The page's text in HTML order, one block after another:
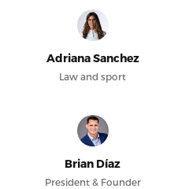
Adriana Sanchez
Law and sport
Brian Díaz
President & Founder